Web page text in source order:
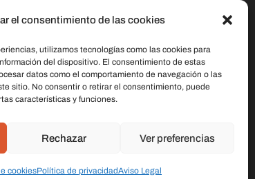
el consentimiento de las cookies
utilizamos tecnologías como las cookies para
del dispositivo. El consentimiento de estas
datos como el comportamiento de navegación o las
sitio. No consentir o retirar el consentimiento, puede
características y funciones.
Rechazar Ver preferencias
cookiesPolítica de privacidadAviso Legal
Dirección:C/ Stella Maris, 20 50015
Zaragoza
Teléfono:691 079 414
laschicasdelasvelas2@hotmail.com